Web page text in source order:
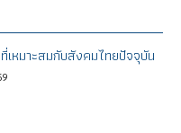
เหมาะสมกับสังคมไทยปัจจุบัน